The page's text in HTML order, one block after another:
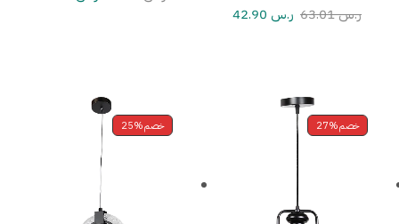
ر.س63.01 ر.س
خصم27% خصم25%